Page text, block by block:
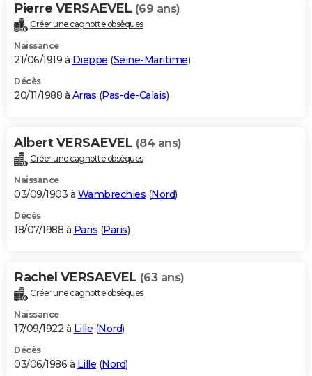
Pierre VERSAEVEL (69 ans)
Créer une cagnotte obsèques
Naissance
21/06/1919 à Dieppe (Seine-Maritime)
Décès
20/11/1988 à Arras (Pas-de-Calais)
Albert VERSAEVEL (84 ans)
Créer une cagnotte obsèques
Naissance
03/09/1903 à Wambrechies (Nord)
Décès
18/07/1988 à Paris (Paris)
Rachel VERSAEVEL (63 ans)
Créer une cagnotte obsèques
Naissance
17/09/1922 à Lille (Nord)
Décès
03/06/1986 à Lille (Nord)